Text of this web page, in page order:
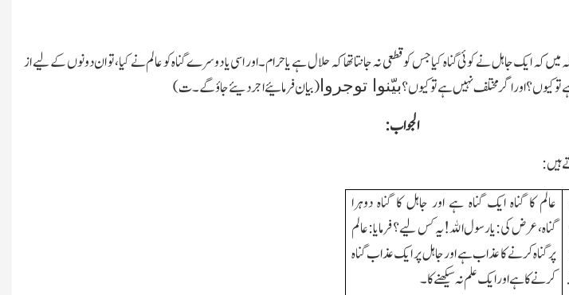
کہ ایك جاہل نے کوئی گناہ کیا جس کو قطعی نہ جانتا تھا کہ حلال ہے یا حرام۔اور اسی یا دوسرے گناہ کو عالم نے کیا،تو ان دونوں کے لیے از
کیوں؟ اور اگر مختلف نہیں ہے تو کیوں؟بیّنوا توجروا(بیان فرمائیے اجر دیئے جاؤ گے۔ت)
الجواب:
ہیں:
عالم کا گناہ ایك گناہ ہے اور جاہل کا گناہ دوہرا
گناہ،عرض کی:یارسول اﷲ!یہ کس لیے ؟ فرمایا:عالم
پر گناہ کرنے کا عذاب ہے اور جاہل پر ایك عذاب گناہ
کرنے کا ہے اور ایك علم نہ سیکھنے کا۔